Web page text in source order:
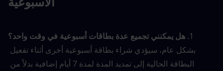
1. هل يمكنني تجميع عدة بطاقات أسبوعية في وقت واحد؟